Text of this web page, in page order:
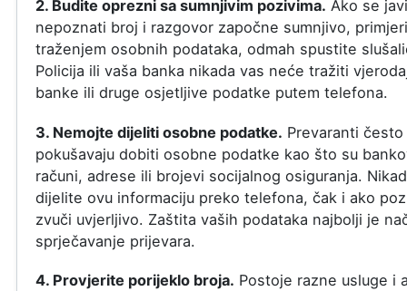
2. Budite oprezni sa sumnjivim pozivima. Ako se
nepoznati broj i razgovor započne sumnjivo,
traženjem osobnih podataka, odmah spustite
Policija ili vaša banka nikada vas neće tražiti
banke ili druge osjetljive podatke putem telefona.
3. Nemojte dijeliti osobne podatke. Prevaranti često
pokušavaju dobiti osobne podatke kao što su
računi, adrese ili brojevi socijalnog osiguranja.
dijelite ovu informaciju preko telefona, čak i ako
zvuči uvjerljivo. Zaštita vaših podataka najbolji je
sprječavanje prijevara.
4. Provjerite porijeklo broja. Postoje razne usluge i